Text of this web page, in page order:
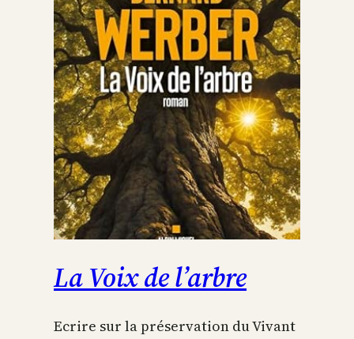
La Voix de l’arbre
Ecrire sur la préservation du Vivant